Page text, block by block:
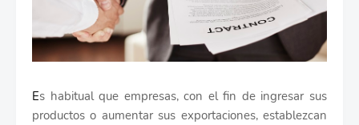
Es habitual que empresas, con el fin de ingresar sus
productos o aumentar sus exportaciones, establezcan